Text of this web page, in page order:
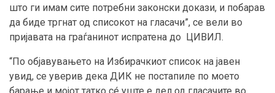
што ги имам сите потребни законски докази, и побарав
да биде тргнат од списокот на гласачи”, се вели во
пријавата на граѓанинот испратена до ЦИВИЛ.
“По објавувањето на Избирачкиот список на јавен
увид, се уверив дека ДИК не постапиле по моето